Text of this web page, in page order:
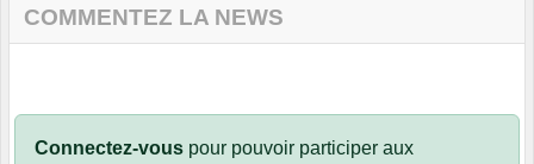
COMMENTEZ LA NEWS
Connectez-vous pour pouvoir participer aux